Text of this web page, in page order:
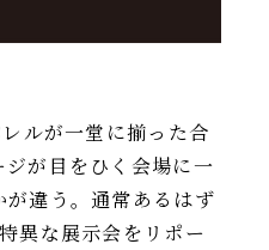
ルが一堂に揃った合
が目をひく会場に一
違う。通常あるはず
異な展示会をリポー